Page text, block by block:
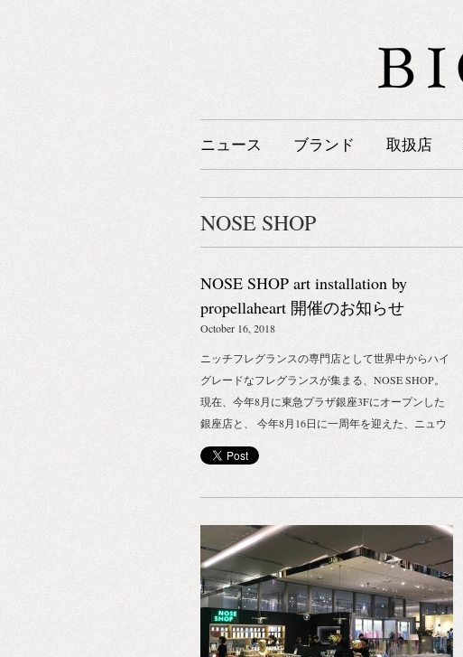
ニュース ブランド 取扱店
NOSE SHOP
NOSE SHOP art installation by
propellaheart 開催のお知らせ
（10/16～10/28）
October 16, 2018
ニッチフレグランスの専門店として世界中からハイ
グレードなフレグランスが集まる、NOSE SHOP。
現在、今年8月に東急プラザ銀座3Fにオープンした
銀座店と、 今年8月16日に一周年を迎えた、ニュウ
マン新宿2Fの新宿店の二店舗。 鼻と花の共演！？
propellaheart（プロペラート ）のインスタレーション
展示 人間の顔のパーツの名称と、植物のパーツの名
称の読み方（音）が、 よく似ているなって考えたこ
と、ありませんか？ たとえば、鼻と花。 それか
ら、目と芽、歯と葉、耳と実（み）や、頬と穂
（ほ）。 漢字の書き方は違えど、音は同じ。 これ
は、漢字が輸入される以前の古代の日本人が、 植物
も人間も生きとし生けるものとして、 同じように捉
えていて、そう呼んでいたからだという説がありま